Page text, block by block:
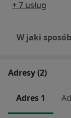
+ 7 usług
W jaki
Adresy (2)
Adres 1